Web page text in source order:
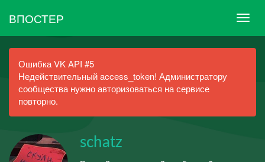
ВПОСТЕР
Ошибка VK API #5
Недействительный access_token! Администратору
сообщества нужно авторизоваться на сервисе
повторно.
schatz